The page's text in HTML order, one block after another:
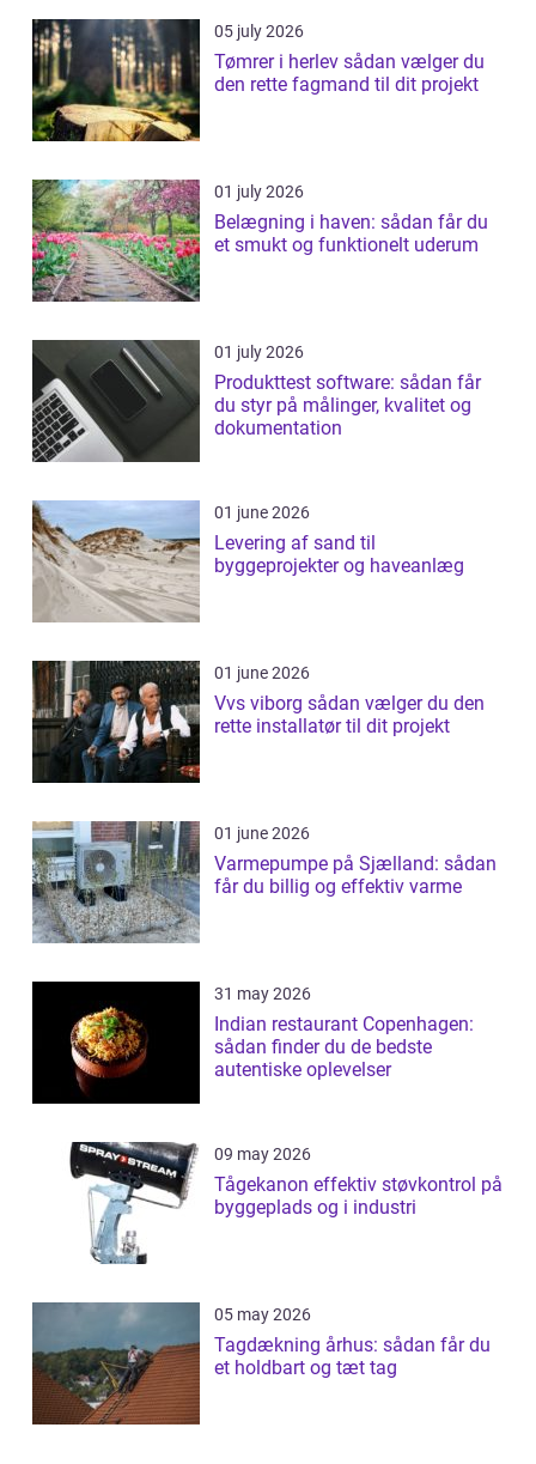
05 july 2026
Tømrer i herlev sådan vælger du
den rette fagmand til dit projekt
01 july 2026
Belægning i haven: sådan får du
et smukt og funktionelt uderum
01 july 2026
Produkttest software: sådan får
du styr på målinger, kvalitet og
dokumentation
01 june 2026
Levering af sand til
byggeprojekter og haveanlæg
01 june 2026
Vvs viborg sådan vælger du den
rette installatør til dit projekt
01 june 2026
Varmepumpe på Sjælland: sådan
får du billig og effektiv varme
31 may 2026
Indian restaurant Copenhagen:
sådan finder du de bedste
autentiske oplevelser
09 may 2026
Tågekanon effektiv støvkontrol på
byggeplads og i industri
05 may 2026
Tagdækning århus: sådan får du
et holdbart og tæt tag